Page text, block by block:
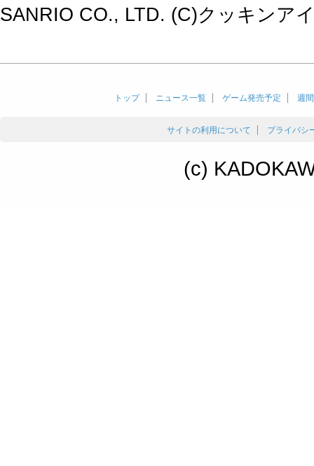
SANRIO CO., LTD. (C)クッキンア
トップ ニュース一覧 ゲーム発売予定 週
サイトの利用について プライバシ
(c)